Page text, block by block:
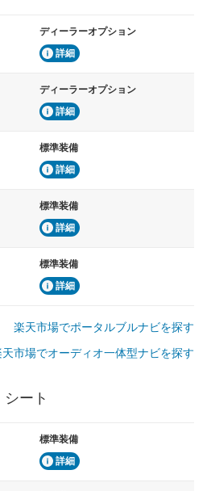
ディーラーオプション
詳細
ディーラーオプション
詳細
標準装備
詳細
標準装備
詳細
標準装備
詳細
楽天市場でポータルブルナビを探す
天市場でオーディオ一体型ナビを探す
シート
標準装備
詳細